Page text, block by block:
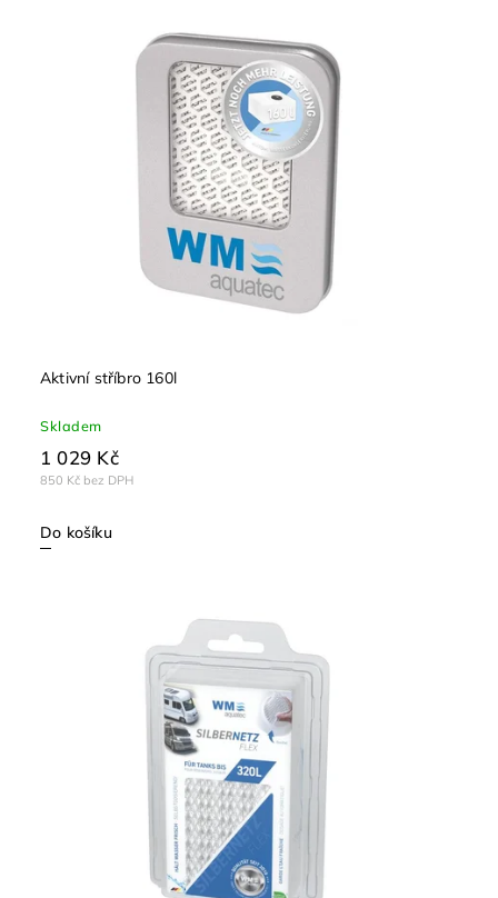
Abecedně
Aktivní stříbro 160l
Skladem
850 Kč bez DPH
1 029 Kč
Do košíku